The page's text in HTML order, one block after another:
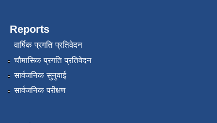
Reports
वार्षिक प्रगति प्रतिवेदन
चौमासिक प्रगति प्रतिवेदन
सार्वजनिक सुनुवाई
सार्वजनिक परीक्षण